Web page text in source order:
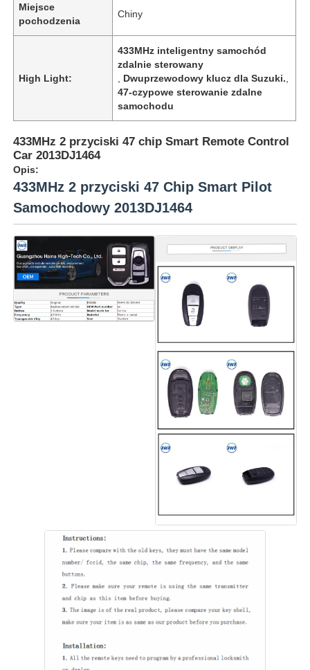
Produkty
Miejsce
pochodzenia
Chiny
High Light:
433MHz inteligentny samochód
zdalnie sterowany
Dwuprzewodowy klucz dla Suzuki.
47-czypowe sterowanie zdalne
samochodu
433MHz 2 przyciski 47 chip Smart Remote Control
Car 2013DJ1464
Opis:
433MHz 2 przyciski 47 Chip Smart Pilot
Samochodowy 2013DJ1464